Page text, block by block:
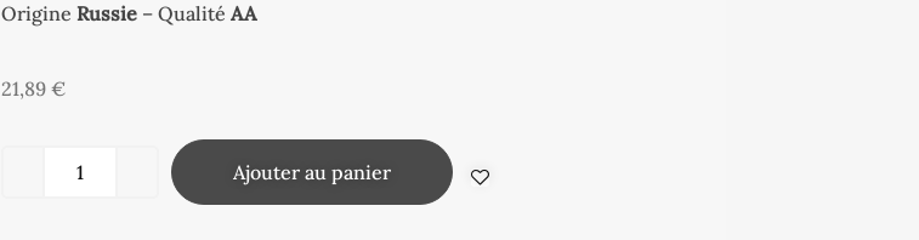
OrigineRussie – QualitéAA
21,89€
Ajouter au panier